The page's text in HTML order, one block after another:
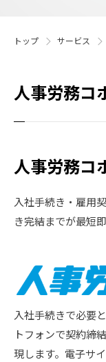
トップ サービス
人事労務コ
人事労務コ
入社手続き・雇用
き完結までが最短
入社手続きで必要
トフォンで契約締
現します。電子サ